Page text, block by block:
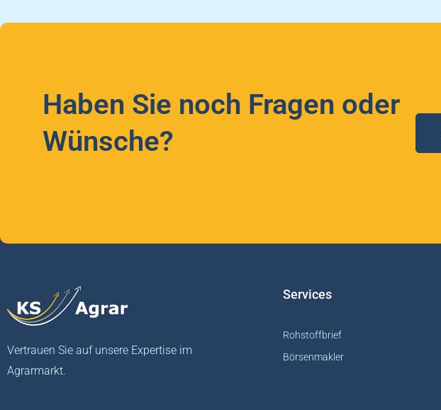
Haben Sie noch Fragen oder
Wünsche?
Vertrauen Sie auf unsere Expertise im
Agrarmarkt.
Services
Rohstoffbrief
Börsenmakler